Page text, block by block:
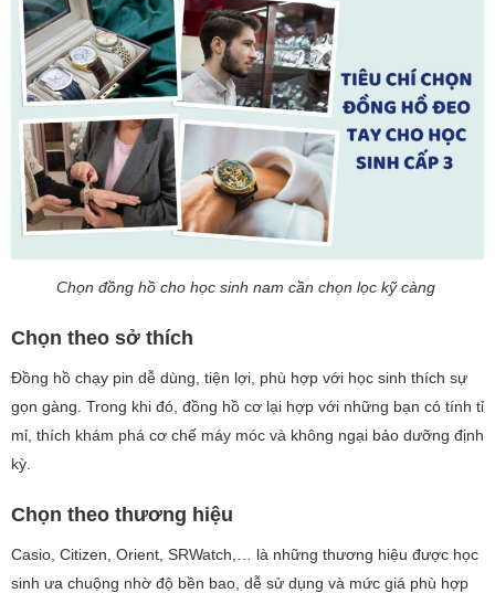
Chọn đồng hồ cho học sinh nam cần chọn lọc kỹ càng
Chọn theo sở thích
Đồng hồ chạy pin dễ dùng, tiện lợi, phù hợp với học sinh thích sự
gọn gàng. Trong khi đó, đồng hồ cơ lại hợp với những bạn có tính tỉ
mỉ, thích khám phá cơ chế máy móc và không ngại bảo dưỡng định
kỳ.
Chọn theo thương hiệu
Casio, Citizen, Orient, SRWatch,… là những thương hiệu được học
sinh ưa chuộng nhờ độ bền bao, dễ sử dụng và mức giá phù hợp